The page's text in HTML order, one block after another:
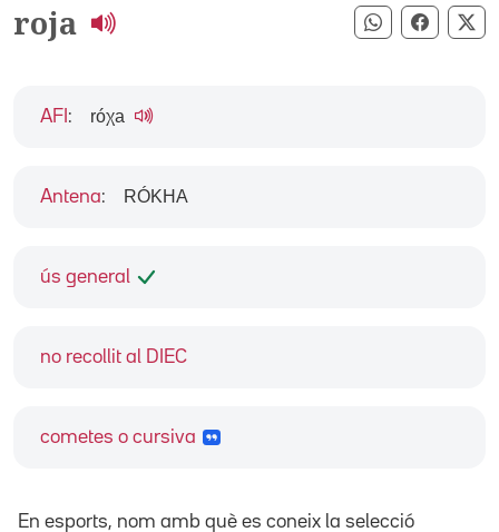
roja Compartir
ús general
no recollit al DIEC
cometes o cursiva
AFI : róχa
Antena: RÓKHA
En esports, nom amb què es coneix la selecció